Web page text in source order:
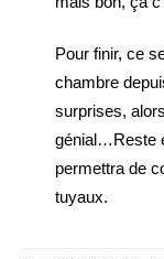
Pour finir, ce
chambre
surprises,
génial…Reste
permettra de
tuyaux.